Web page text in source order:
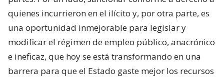
quienes incurrieron en el ilícito y, por otra parte, es
una oportunidad inmejorable para legislar y
modificar el régimen de empleo público, anacrónico
e ineficaz, que hoy se está transformando en una
barrera para que el Estado gaste mejor los recursos